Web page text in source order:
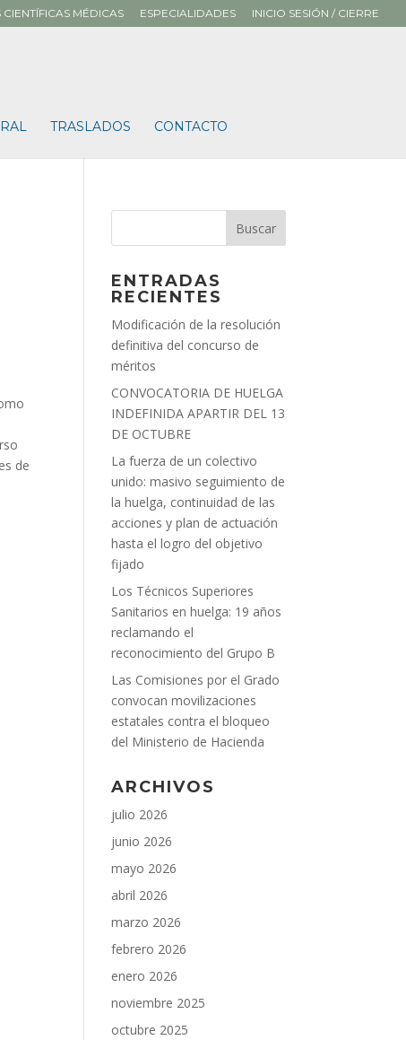
MÉDICAS ESPECIALIDADES INICIO SESIÓN / CIERRE
TRASLADOS CONTACTO
de
ENTRADAS
RECIENTES
Modificación de la resolución
definitiva del concurso de
méritos
CONVOCATORIA DE HUELGA
INDEFINIDA APARTIR DEL 13
DE OCTUBRE
La fuerza de un colectivo
unido: masivo seguimiento de
la huelga, continuidad de las
acciones y plan de actuación
hasta el logro del objetivo
fijado
Los Técnicos Superiores
Sanitarios en huelga: 19 años
reclamando el
reconocimiento del Grupo B
Las Comisiones por el Grado
convocan movilizaciones
estatales contra el bloqueo
del Ministerio de Hacienda
ARCHIVOS
julio 2026
junio 2026
mayo 2026
abril 2026
marzo 2026
febrero 2026
enero 2026
noviembre 2025
octubre 2025